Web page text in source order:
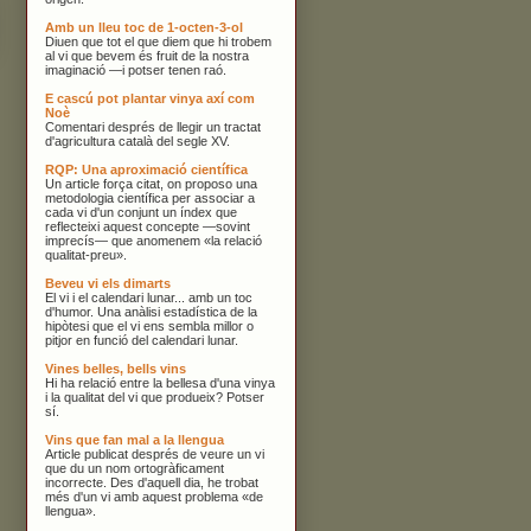
Amb un lleu toc de 1-octen-3-ol
Diuen que tot el que diem que hi trobem
al vi que bevem és fruit de la nostra
imaginació —i potser tenen raó.
E cascú pot plantar vinya axí com
Noè
Comentari després de llegir un tractat
d'agricultura català del segle XV.
RQP: Una aproximació científica
Un article força citat, on proposo una
metodologia científica per associar a
cada vi d'un conjunt un índex que
reflecteixi aquest concepte —sovint
imprecís— que anomenem «la relació
qualitat-preu».
Beveu vi els dimarts
El vi i el calendari lunar... amb un toc
d'humor. Una anàlisi estadística de la
hipòtesi que el vi ens sembla millor o
pitjor en funció del calendari lunar.
Vines belles, bells vins
Hi ha relació entre la bellesa d'una vinya
i la qualitat del vi que produeix? Potser
sí.
Vins que fan mal a la llengua
Article publicat després de veure un vi
que du un nom ortogràficament
incorrecte. Des d'aquell dia, he trobat
més d'un vi amb aquest problema «de
llengua».